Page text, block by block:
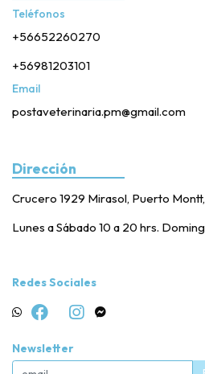
Teléfonos
+56652260270
+56981203101
Email
postaveterinaria.pm@gmail.com
Dirección
Crucero 1929 Mirasol, Puerto
Lunes a Sábado 10 a 20 hrs.
Redes Sociales
Newsletter